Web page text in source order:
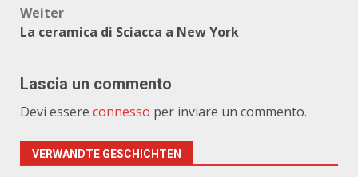
Weiter
La ceramica di Sciacca a New York
Lascia un commento
Devi essere connesso per inviare un commento.
VERWANDTE GESCHICHTEN